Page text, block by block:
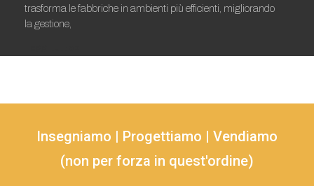
trasforma le fabbriche in ambienti più efficienti, migliorando
la gestione,
Insegniamo | Progettiamo | Vendiamo
(non per forza in quest'ordine)